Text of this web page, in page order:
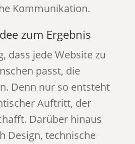
Kommunikation.
zum Ergebnis
dass jede Website zu
passt, die
Denn nur so entsteht
Auftritt, der
Darüber hinaus
Design, technische